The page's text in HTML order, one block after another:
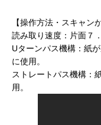
【操作方法・スキャン
読み取り速度：片面７
Uターンパス機構：紙
に使用。
ストレートパス機構：
用。